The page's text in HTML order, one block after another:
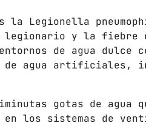
TARDE
A VIERNES DE 14:00 A 16:00
PM - 4:00 PM
la Legionella
legionario y la fiebre
de agua dulce
de agua artificiales,
gotas de agua
en los sistemas de